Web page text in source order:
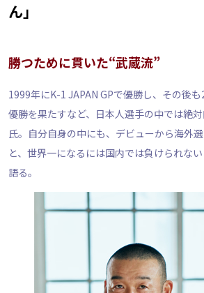
ん」
勝つために貫いた“武蔵流”
1999年にK-1 JAPAN GPで優勝し、その後
優勝を果たすなど、日本人選手の中では絶
氏。自分自身の中にも、デビューから海外
と、世界一になるには国内では負けられな
語る。